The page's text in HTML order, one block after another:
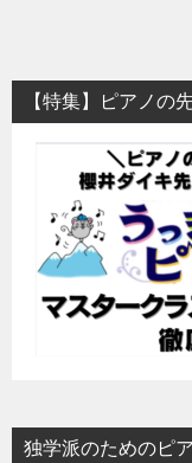
ビ
ゲ
【特集】ピアノの
独学派のためのピ